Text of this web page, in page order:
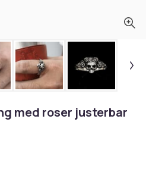
med roser justerbar